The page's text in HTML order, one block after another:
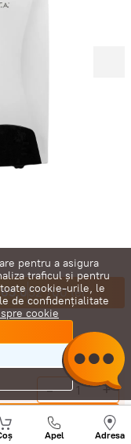
65,0 52 700 lei
- +
Apel Adresa
Sunați
+
pentru a asigura
traficul și pentru
cookie-urile, le
de confidențialitate
cookie